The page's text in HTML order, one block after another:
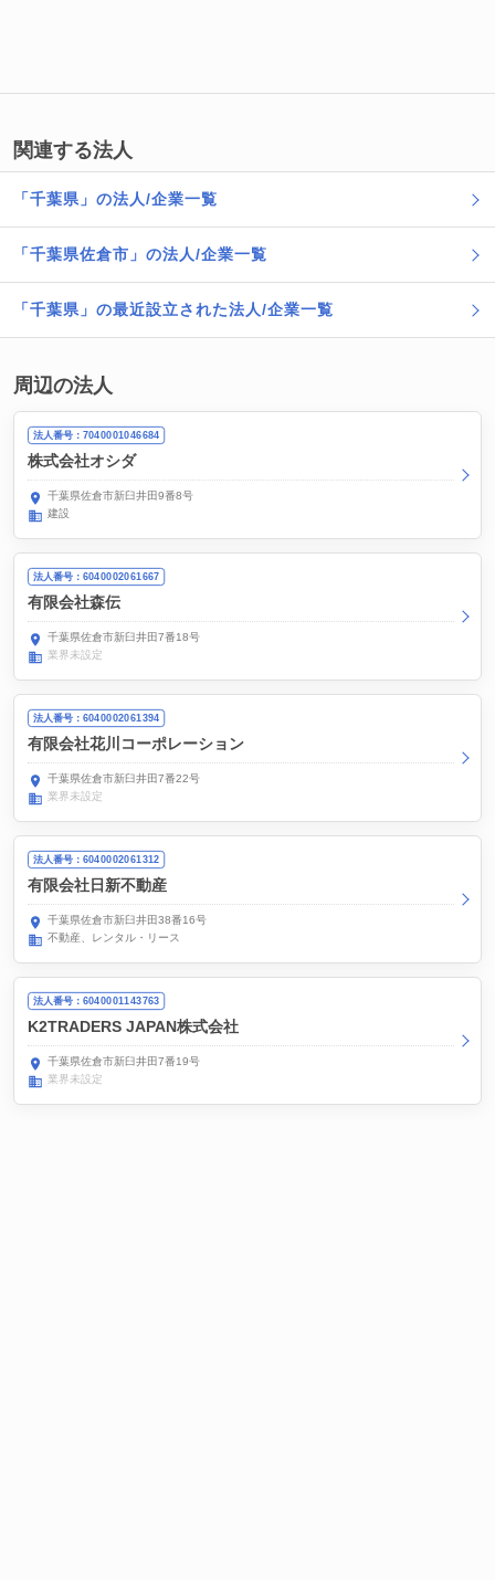
関連する法人
「千葉県」の法人/企業一覧
「千葉県佐倉市」の法人/企業一覧
「千葉県」の最近設立された法人/企業一覧
周辺の法人
法人番号：7040001046684
株式会社オシダ
千葉県佐倉市新臼井田9番8号
建設
法人番号：6040002061667
有限会社森伝
千葉県佐倉市新臼井田7番18号
業界未設定
法人番号：6040002061394
有限会社花川コーポレーション
千葉県佐倉市新臼井田7番22号
業界未設定
法人番号：6040002061312
有限会社日新不動産
千葉県佐倉市新臼井田38番16号
不動産、レンタル・リース
法人番号：6040001143763
K2TRADERS JAPAN株式会社
千葉県佐倉市新臼井田7番19号
業界未設定